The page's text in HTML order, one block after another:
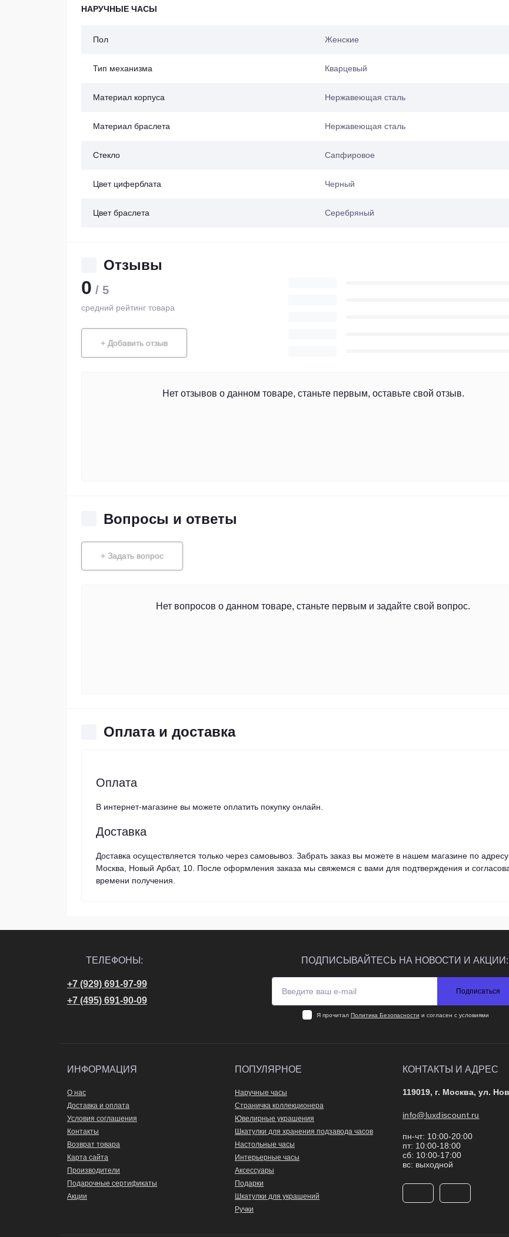
НАРУЧНЫЕ ЧАСЫ
Пол Женские
Тип механизма Кварцевый
Материал корпуса Нержавеющая сталь
Материал браслета Нержавеющая сталь
Стекло Сапфировое
Цвет циферблата Черный
Цвет браслета Серебряный
Отзывы
0 / 5
средний рейтинг товара
+ Добавить отзыв
Нет отзывов о данном товаре, станьте первым, оставьте свой отзыв.
Вопросы и ответы
+ Задать вопрос
Нет вопросов о данном товаре, станьте первым и задайте свой вопрос.
Оплата и доставка
Оплата
В интернет-магазине вы можете оплатить покупку онлайн.
Доставка
Доставка осуществляется только через самовывоз. Забрать заказ вы можете в нашем магазине по
Москва, Новый Арбат, 10. После оформления заказа мы свяжемся с вами для подтверждения и
времени получения.
ТЕЛЕФОНЫ:
+7 (929) 691-97-99
+7 (495) 691-90-09
ПОДПИСЫВАЙТЕСЬ НА НОВОСТИ И АКЦИИ:
Подписаться
Я прочитал Политика Безопасности и согласен с условиями
ИНФОРМАЦИЯ
О нас
Доставка и оплата
Условия соглашения
Контакты
Возврат товара
Карта сайта
Производители
Подарочные сертификаты
Акции
ПОПУЛЯРНОЕ
Наручные часы
Страничка коллекционера
Ювелирные украшения
Шкатулки для хранения подзавода часов
Настольные часы
Интерьерные часы
Аксессуары
Подарки
Шкатулки для украшений
Ручки
КОНТАКТЫ И АДРЕС
119019, г. Москва, ул.
info@luxdiscount.ru
пн-чт: 10:00-20:00
пт: 10:00-18:00
сб: 10:00-17:00
вс: выходной